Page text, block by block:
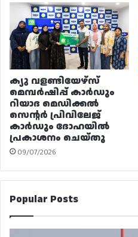
ക്യു വളണ്ടിയേഴ്‌സ്
മെമ്പർഷിപ്പ് കാർഡും
റിയാദ മെഡിക്കൽ
സെന്റർ പ്രിവിലേജ്
കാർഡും ദോഹയിൽ
പ്രകാശനം ചെയ്തു
09/07/2026
Popular Posts